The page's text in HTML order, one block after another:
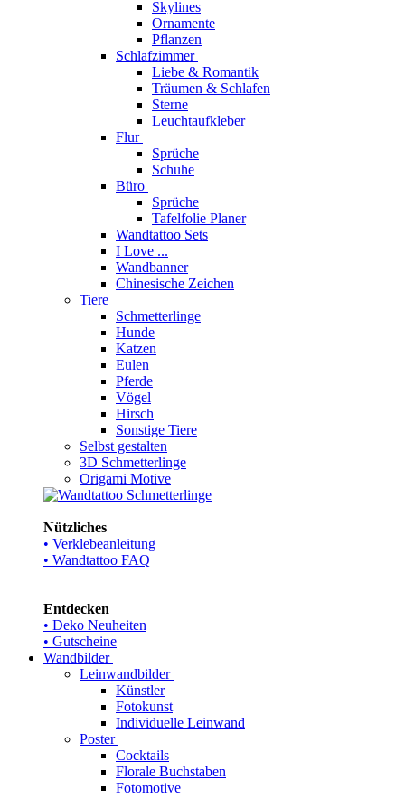
Skylines
Ornamente
Pflanzen
Schlafzimmer
Liebe & Romantik
Träumen & Schlafen
Sterne
Leuchtaufkleber
Flur
Sprüche
Schuhe
Büro
Sprüche
Tafelfolie Planer
Wandtattoo Sets
I Love ...
Wandbanner
Chinesische Zeichen
Tiere
Schmetterlinge
Hunde
Katzen
Eulen
Pferde
Vögel
Hirsch
Sonstige Tiere
Selbst gestalten
3D Schmetterlinge
Origami Motive
Nützliches
• Verklebeanleitung
• Wandtattoo FAQ
Entdecken
• Deko Neuheiten
• Gutscheine
Wandbilder
Leinwandbilder
Künstler
Fotokunst
Individuelle Leinwand
Poster
Cocktails
Florale Buchstaben
Fotomotive